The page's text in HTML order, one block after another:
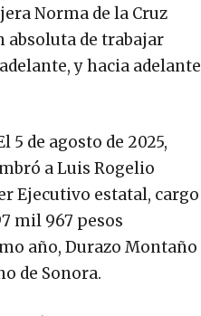
Norma de la Cruz
absoluta de trabajar
y hacia adelante
de agosto de 2025,
a Luis Rogelio
Ejecutivo estatal, cargo
mil 967 pesos
año, Durazo Montaño
de Sonora.